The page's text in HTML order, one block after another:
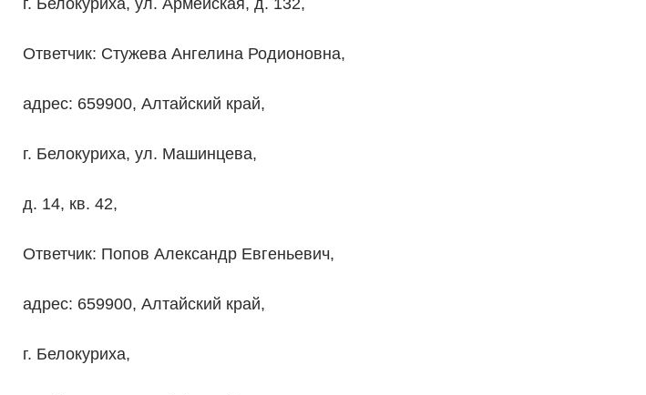
Ответчик: Стужева Ангелина Родионовна,
адрес: 659900, Алтайский край,
г. Белокуриха, ул. Машинцева,
д. 14, кв. 42,
Ответчик: Попов Александр Евгеньевич,
адрес: 659900, Алтайский край,
г. Белокуриха,